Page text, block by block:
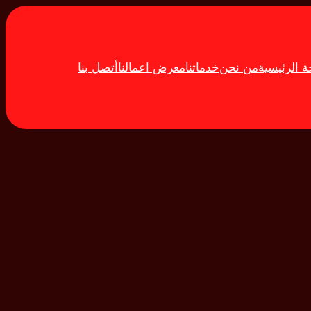
الرئيسيةمن نحنخدماتنامعرض اعمالنا أتصل بنا